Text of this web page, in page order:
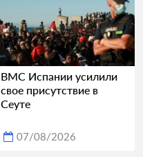
ВМС Испании усилили
свое присутствие в
Сеуте
07/08/2026